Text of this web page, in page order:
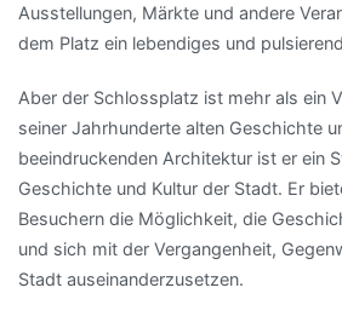
Ausstellungen, Märkte und andere
dem Platz ein lebendiges und
Aber der Schlossplatz ist mehr als ein
seiner Jahrhunderte alten Geschichte
beeindruckenden Architektur ist er ein
Geschichte und Kultur der Stadt. Er
Besuchern die Möglichkeit, die
und sich mit der Vergangenheit,
Stadt auseinanderzusetzen.